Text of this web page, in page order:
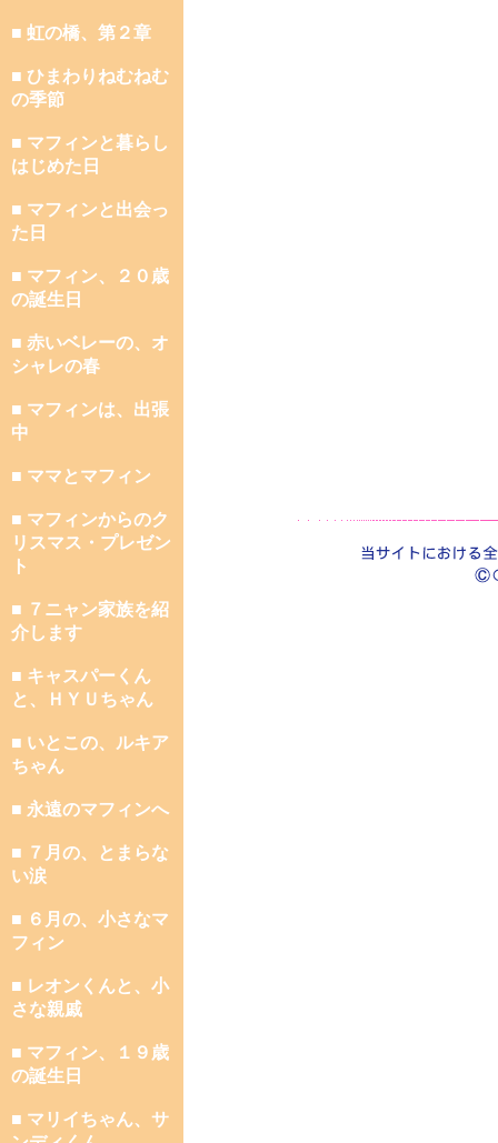
■ 虹の橋、第２章
■ ひまわりねむねむ
の季節
■ マフィンと暮らし
はじめた日
■ マフィンと出会っ
た日
■ マフィン、２０歳
の誕生日
■ 赤いベレーの、オ
シャレの春
■ マフィンは、出張
中
■ ママとマフィン
■ マフィンからのク
リスマス・プレゼン
ト
■ ７ニャン家族を紹
介します
■ キャスパーくん
と、ＨＹＵちゃん
■ いとこの、ルキア
ちゃん
■ 永遠のマフィンへ
■ ７月の、とまらな
い涙
■ ６月の、小さなマ
フィン
■ レオンくんと、小
さな親戚
■ マフィン、１９歳
の誕生日
■ マリイちゃん、サ